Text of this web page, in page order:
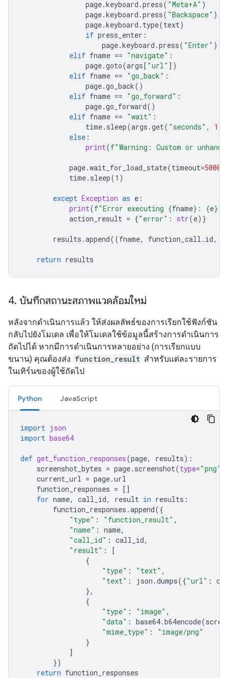
page.keyboard .press( "Meta+A" )
page.keyboard .press( "Backspace" )
page.keyboard . type(text)
if press_enter :
page.keyboard .press( "Enter" )
elif fname == "navigate" :
page.goto(args[ "url" ])
elif fname == "go_back" :
page.go_back()
elif fname == "go_forward" :
page.go_forward()
elif fname == "wait" :
time. sleep(args .get( "seconds" , 1
else :
print(f"Warning: Custom or
page.wait_for_load_state(timeout=5000
time. sleep(1 )
except Exception as e :
print(f"Error executing {fname} : {e}"
action_result = {"error" : str(e)}
results .append((fname, function_call . id,
return results
4. บันทึกสถานะสภาพแวดล้อมใหม่
หลังจากดำเนินการแล้ว ให้ส่งผลลัพธ์ของการเรียกใช้ฟังก์ชัน
กลับไปยังโมเดล เพื่อให้โมเดลใช้ข้อมูลนี้สร้างการดำเนินการ
ถัดไปได้ หากมีการดำเนินการหลายอย่าง (การเรียกแบบ
ขนาน) คุณต้องส่ง function_result สำหรับแต่ละรายการ
ในเทิร์นของผู้ใช้ถัดไป
Python JavaScript
import json
import base64
def get_function_responses(page, results):
screenshot_bytes = page. screenshot(type="png"
current_url = page.url
function_responses = []
for name, call_id, result in results :
function_responses .append({
"type" : "function_result" ,
"name" : name,
"call_id" : call_id,
"result" :
[
{
"type" : "text" ,
"text" : json .dumps({"url" :
},
{
"type" : "image" ,
"data" : base64.b64encode(
"mime_type" :
"image/png"
}
]
})
return function_responses